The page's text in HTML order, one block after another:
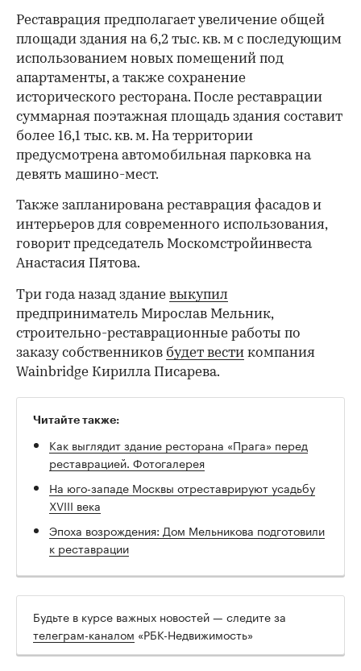
Реставрация предполагает увеличение общей
площади здания на 6,2 тыс. кв. м с последующим
использованием новых помещений под
апартаменты, а также сохранение
исторического ресторана. После реставрации
суммарная поэтажная площадь здания составит
более 16,1 тыс. кв. м. На территории
предусмотрена автомобильная парковка на
девять машино-мест.
Также запланирована реставрация фасадов и
интерьеров для современного использования,
говорит председатель Москомстройинвеста
Анастасия Пятова.
Три года назад здание выкупил
предприниматель Мирослав Мельник,
строительно-реставрационные работы по
заказу собственников будет вести компания
Wainbridge Кирилла Писарева.
Читайте также:
Как выглядит здание ресторана «Прага» перед
реставрацией. Фотогалерея
На юго-западе Москвы отреставрируют усадьбу
XVIII века
Эпоха возрождения: Дом Мельникова подготовили
к реставрации
Будьте в курсе важных новостей — следите за
телеграм-каналом «РБК-Недвижимость»